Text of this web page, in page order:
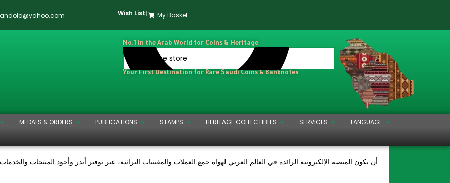
Wish List My Basket
No.1 in the Arab World for Coins & Heritage
Your First Destination for Rare Saudi Coins & Banknotes
MEDALS & ORDERS PUBLICATIONS STAMPS HERITAGE COLLECTIBLES SERVICES LANGUAGE
أن نكون المنصة الإلكترونية الرائدة في العالم العربي لهواة جمع العملات والمقتنيات التراثية، عبر توفير أندر وأجود المنتجات